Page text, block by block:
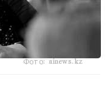
Фото: ainews.kz